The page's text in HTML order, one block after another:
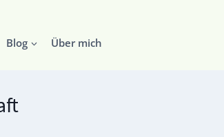
Blog Über mich